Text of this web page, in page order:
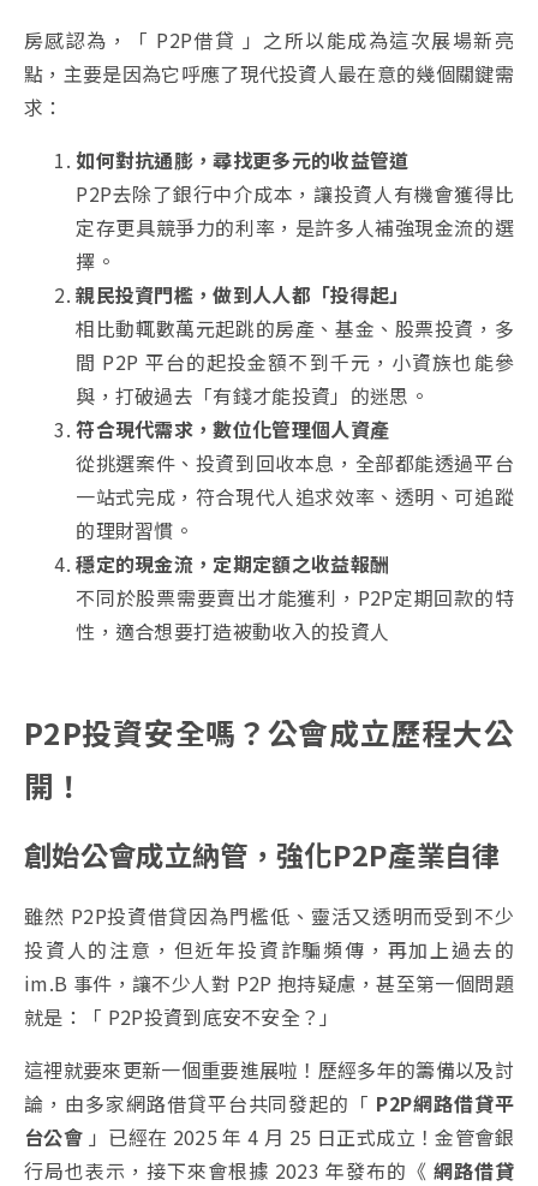
房感認為，「 P2P借貸 」之所以能成為這次展場新亮
點，主要是因為它呼應了現代投資人最在意的幾個關鍵需
求：
如何對抗通膨，尋找更多元的收益管道
P2P去除了銀行中介成本，讓投資人有機會獲得比
定存更具競爭力的利率，是許多人補強現金流的選
擇。
親民投資門檻，做到人人都「投得起」
相比動輒數萬元起跳的房產、基金、股票投資，多
間 P2P 平台的起投金額不到千元，小資族也能參
與，打破過去「有錢才能投資」的迷思。
符合現代需求，數位化管理個人資產
從挑選案件、投資到回收本息，全部都能透過平台
一站式完成，符合現代人追求效率、透明、可追蹤
的理財習慣。
穩定的現金流，定期定額之收益報酬
不同於股票需要賣出才能獲利，P2P定期回款的特
性，適合想要打造被動收入的投資人
P2P投資安全嗎？公會成立歷程大公
開！
創始公會成立納管，強化P2P產業自律
雖然 P2P投資借貸因為門檻低、靈活又透明而受到不少
投資人的注意，但近年投資詐騙頻傳，再加上過去的
im.B 事件，讓不少人對 P2P 抱持疑慮，甚至第一個問題
就是：「 P2P投資到底安不安全？」
這裡就要來更新一個重要進展啦！歷經多年的籌備以及討
論，由多家網路借貸平台共同發起的「 P2P網路借貸平
台公會 」已經在 2025 年 4 月 25 日正式成立！金管會銀
行局也表示，接下來會根據 2023 年發布的《 網路借貸